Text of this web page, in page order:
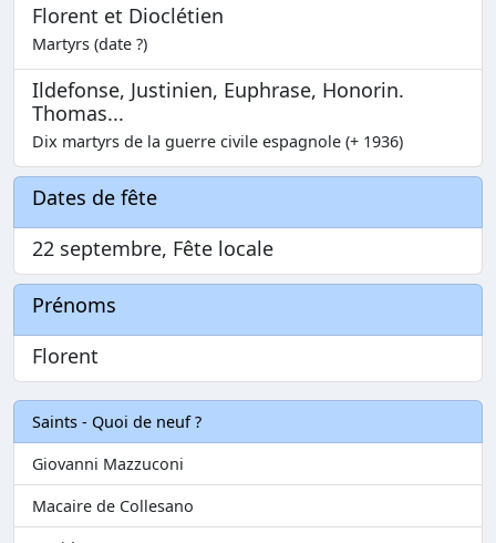
Florent et Dioclétien
Martyrs (date ?)
Ildefonse, Justinien, Euphrase, Honorin.
Thomas...
Dix martyrs de la guerre civile espagnole (+ 1936)
Dates de fête
22 septembre, Fête locale
Prénoms
Florent
Saints - Quoi de neuf ?
Giovanni Mazzuconi
Macaire de Collesano